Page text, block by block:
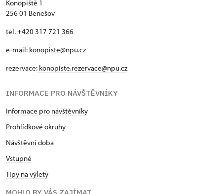
Konopiště 1
256 01 Benešov
tel. +420 317 721 366
e-mail: konopiste@npu.cz
rezervace: konopiste.rezervace@npu.cz
INFORMACE PRO NÁVŠTĚVNÍKY
Informace pro návštěvníky
Prohlídkové okruhy
Návštěvní doba
Vstupné
Tipy na výlety